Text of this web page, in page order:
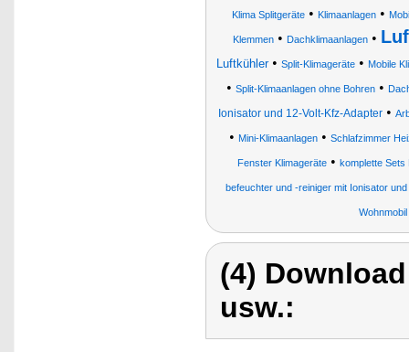
Klima Splitgeräte • Klimaanlagen •
Klemmen • Dachklimaanlagen •
Luftkühler• Split-Klimageräte• Mobile
• Split-Klimaanlagen ohne Bohren•
Ionisator und 12-Volt-Kfz-Adapter •
• Mini-Klimaanlagen• Schlafzimmer
Fenster Klimageräte • komplette Sets
befeuchter und -reiniger mit Ionisator
(4)
usw.: